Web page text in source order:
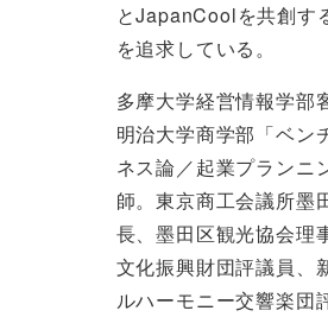
とJapanCoolを共創す
を追求している。
多摩大学経営情報学部
明治大学商学部「ベン
ネス論／起業プランニ
師。東京商工会議所墨
長、墨田区観光協会理
文化振興財団評議員、
ルハーモニー交響楽団